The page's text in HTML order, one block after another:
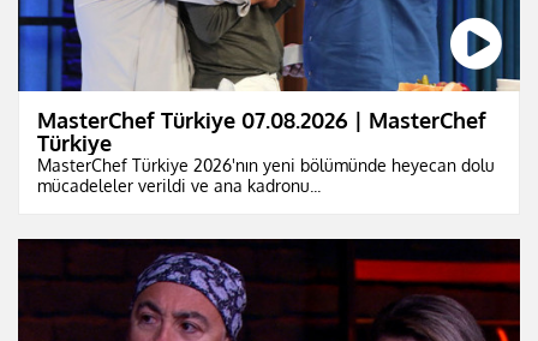
MasterChef Türkiye 07.08.2026 | MasterChef
Türkiye
MasterChef Türkiye 2026'nın yeni bölümünde heyecan dolu
mücadeleler verildi ve ana kadronu...